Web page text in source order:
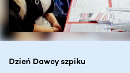
Dzień Dawcy szpiku